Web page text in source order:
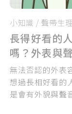
小知識 / 聲帶生理
長得好看的
嗎？外表與
無法否認的外表
想過長相好看的
是會有外貌與聲